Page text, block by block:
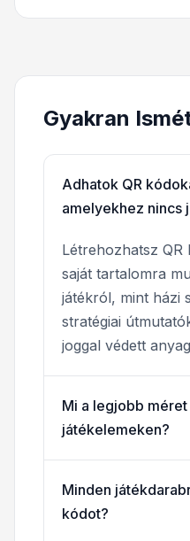
Gyakran
Adhatok QR
amelyekhez nincs
Létrehozhatsz QR
saját tartalomra
játékról, mint házi
stratégiai
joggal védett
Mi a legjobb
játékelemeken?
Minden
kódot?